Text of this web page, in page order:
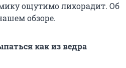
ощутимо лихорадит. Об
обзоре.
как из ведра